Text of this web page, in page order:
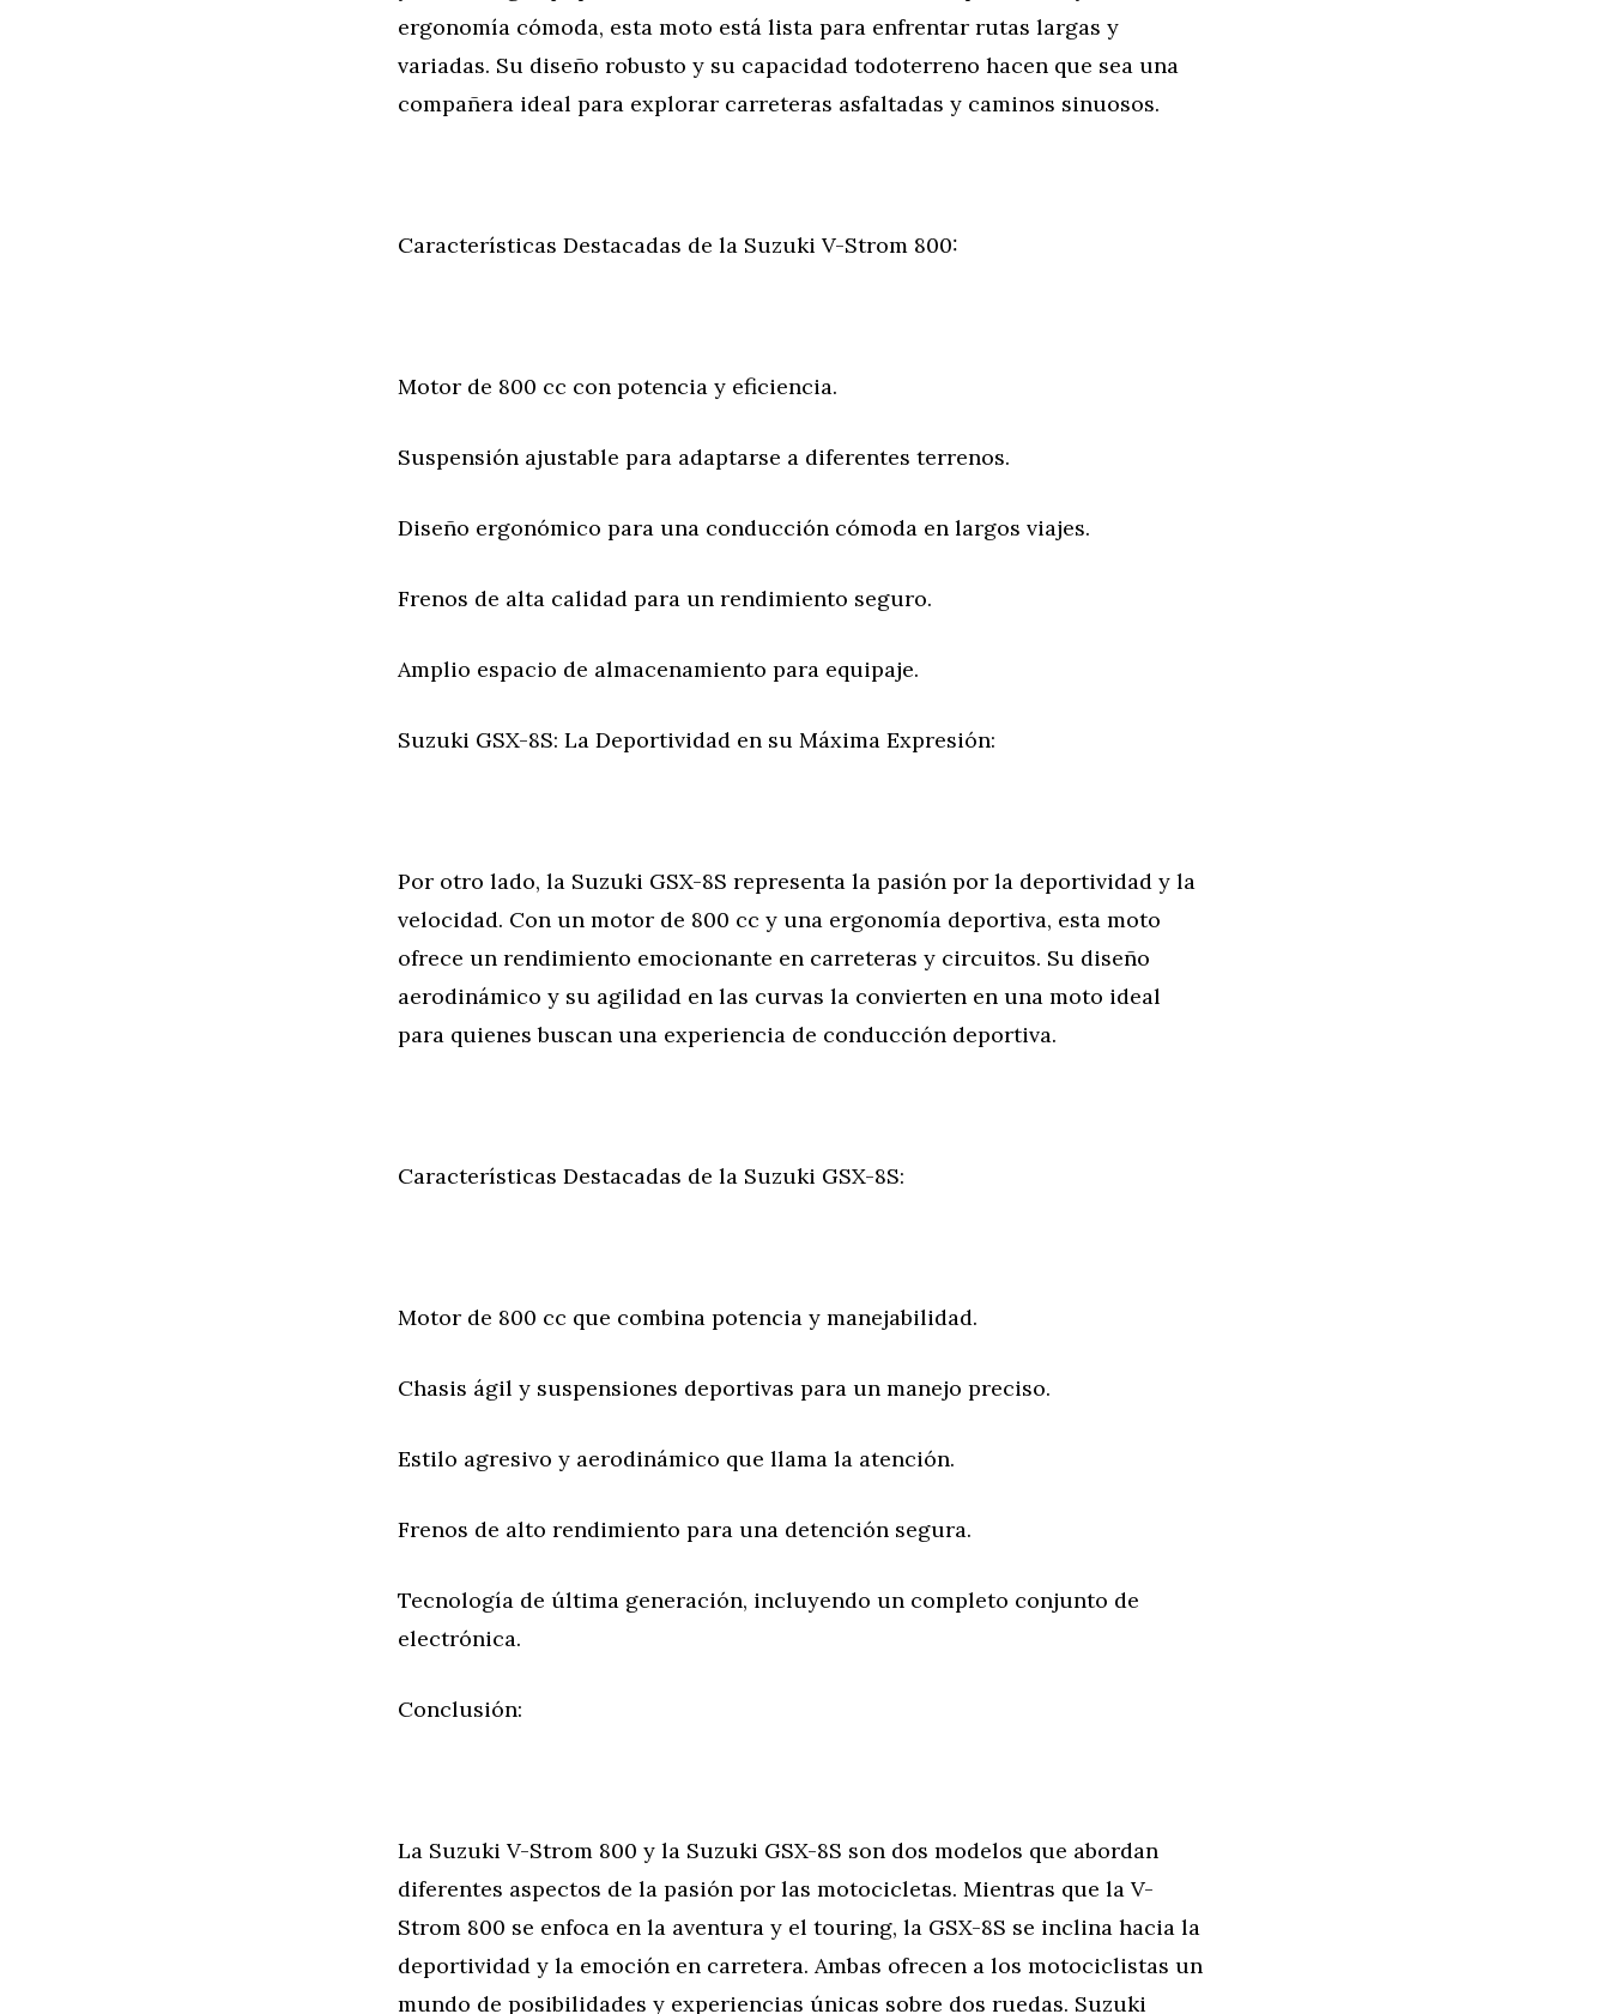
ergonomía cómoda, esta moto está lista para enfrentar rutas largas y
variadas. Su diseño robusto y su capacidad todoterreno hacen que sea una
compañera ideal para explorar carreteras asfaltadas y caminos sinuosos.
Características Destacadas de la Suzuki V-Strom 800:
Motor de 800 cc con potencia y eficiencia.
Suspensión ajustable para adaptarse a diferentes terrenos.
Diseño ergonómico para una conducción cómoda en largos viajes.
Frenos de alta calidad para un rendimiento seguro.
Amplio espacio de almacenamiento para equipaje.
Suzuki GSX-8S: La Deportividad en su Máxima Expresión:
Por otro lado, la Suzuki GSX-8S representa la pasión por la deportividad y la
velocidad. Con un motor de 800 cc y una ergonomía deportiva, esta moto
ofrece un rendimiento emocionante en carreteras y circuitos. Su diseño
aerodinámico y su agilidad en las curvas la convierten en una moto ideal
para quienes buscan una experiencia de conducción deportiva.
Características Destacadas de la Suzuki GSX-8S:
Motor de 800 cc que combina potencia y manejabilidad.
Chasis ágil y suspensiones deportivas para un manejo preciso.
Estilo agresivo y aerodinámico que llama la atención.
Frenos de alto rendimiento para una detención segura.
Tecnología de última generación, incluyendo un completo conjunto de
electrónica.
Conclusión:
La Suzuki V-Strom 800 y la Suzuki GSX-8S son dos modelos que abordan
diferentes aspectos de la pasión por las motocicletas. Mientras que la V-
Strom 800 se enfoca en la aventura y el touring, la GSX-8S se inclina hacia la
deportividad y la emoción en carretera. Ambas ofrecen a los motociclistas un
mundo de posibilidades y experiencias únicas sobre dos ruedas. Suzuki